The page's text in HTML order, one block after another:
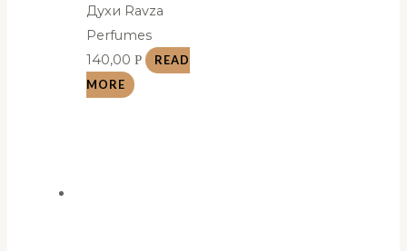
Духи Ravza
Perfumes
140,00Р
READ
MORE